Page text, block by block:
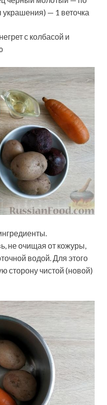
— 1 веточка
с колбасой и
не очищая от кожуры,
водой. Для этого
сторону чистой (новой)